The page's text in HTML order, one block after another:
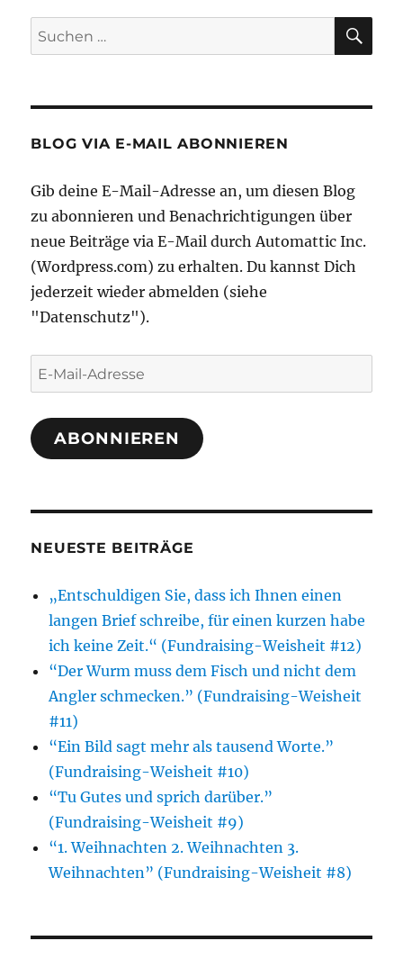
Suche
nach:
BLOG VIA E-MAIL ABONNIEREN
Gib deine E-Mail-Adresse an, um diesen Blog
zu abonnieren und Benachrichtigungen über
neue Beiträge via E-Mail durch Automattic Inc.
(Wordpress.com) zu erhalten. Du kannst Dich
jederzeit wieder abmelden (siehe
"Datenschutz").
E-
Mail-
Adresse
ABONNIEREN
NEUESTE BEITRÄGE
„Entschuldigen Sie, dass ich Ihnen einen
langen Brief schreibe, für einen kurzen habe
ich keine Zeit.“ (Fundraising-Weisheit #12)
“Der Wurm muss dem Fisch und nicht dem
Angler schmecken.” (Fundraising-Weisheit
#11)
“Ein Bild sagt mehr als tausend Worte.”
(Fundraising-Weisheit #10)
“Tu Gutes und sprich darüber.”
(Fundraising-Weisheit #9)
“1. Weihnachten 2. Weihnachten 3.
Weihnachten” (Fundraising-Weisheit #8)